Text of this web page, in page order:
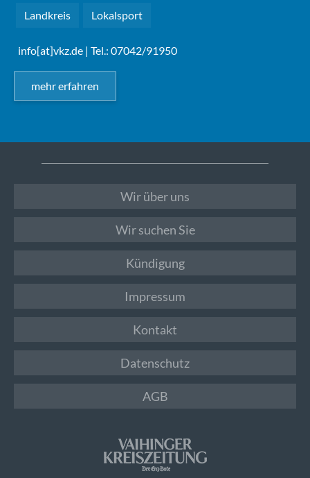
Landkreis Lokalsport
info[at]vkz.de | Tel.: 07042/91950
mehr erfahren
Wir über uns
Wir suchen Sie
Kündigung
Impressum
Kontakt
Datenschutz
AGB